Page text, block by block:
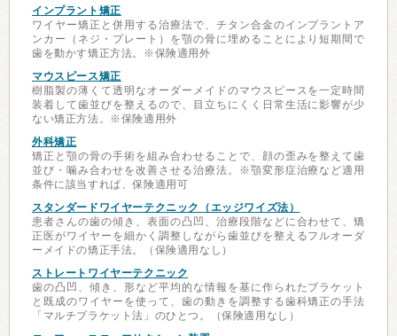
インプラント矯正
ワイヤー矯正と併用する治療法で、チタン合金のインプラントア
ンカー（ネジ・プレート）を顎の骨に埋めることにより短期間で
歯を動かす矯正方法。※保険適用外
マウスピース矯正
樹脂製の薄くて透明なオーダーメイドのマウスピースを一定時間
装着して歯並びを整えるので、目立ちにくく日常生活に影響が少
ない矯正方法。※保険適用外
外科矯正
矯正と顎の骨の手術を組み合わせることで、顔の歪みを整えて歯
並び・噛み合わせを改善させる治療法。※顎変形症治療など適用
条件に該当すれば、保険適用可
スタンダードワイヤーテクニック（エッジワイズ法）
患者さんの歯の傾き、表面の凸凹、治療段階などに合わせて、矯
正医がワイヤーを細かく調整しながら歯並びを整えるフルオーダ
ーメイドの矯正手法。（保険適用なし）
ストレートワイヤーテクニック
歯の凸凹、傾き、形など平均的な情報を基に作られたブラケット
と既成のワイヤーを使って、歯の動きを調整する歯科矯正の手法
「マルチブラケット法」のひとつ。（保険適用なし）